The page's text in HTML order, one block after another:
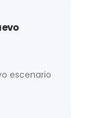
escenario